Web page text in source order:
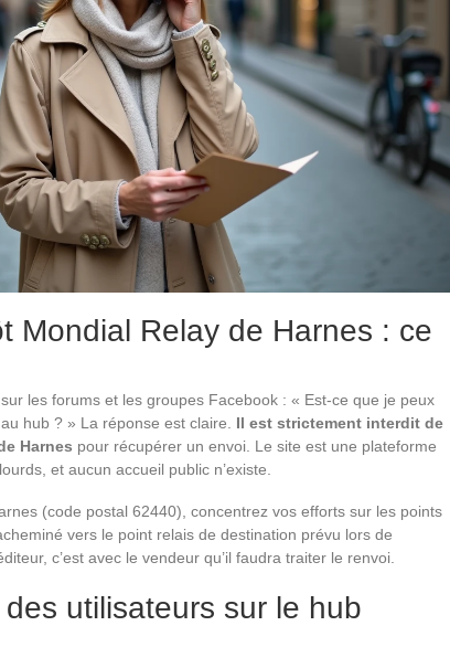
Mondial Relay de Harnes : ce
les forums et les groupes Facebook : « Est-ce que je peux
hub ? » La réponse est claire. Il est strictement interdit de
Harnes pour récupérer un envoi. Le site est une plateforme
et aucun accueil public n’existe.
(code postal 62440), concentrez vos efforts sur les points
vers le point relais de destination prévu lors de
c’est avec le vendeur qu’il faudra traiter le renvoi.
utilisateurs sur le hub